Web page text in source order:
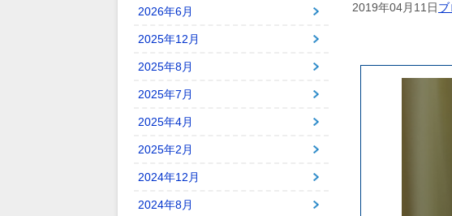
2019年04月11日
2026年6月
2025年12月
2025年8月
2025年7月
2025年4月
2025年2月
2024年12月
2024年8月